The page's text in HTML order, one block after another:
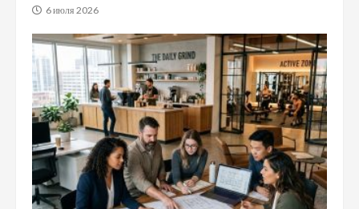
6 июля 2026